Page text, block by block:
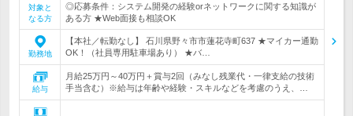
対象と
なる方
◎応募条件：システム開発の経験orネットワークに関する知識が
ある方 ★Web面接も相談OK
勤務地
【本社／転勤なし】 石川県野々市市蓮花寺町637 ★マイカー通勤
OK！（社員専用駐車場あり） ★バ…
給与
月給25万円～40万円＋賞与2回（みなし残業代・一律支給の技術
手当含む）※給与は年齢や経験・スキルなどを考慮のうえ、…